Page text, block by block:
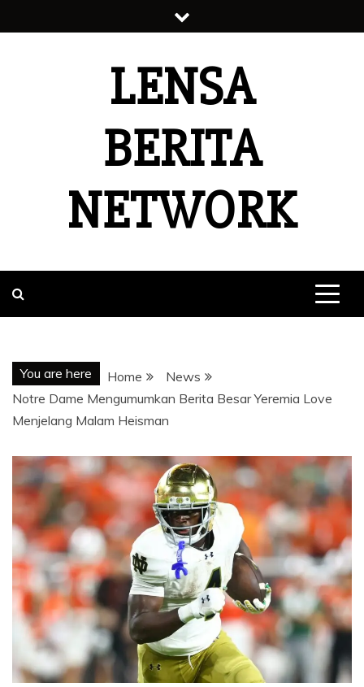
to
LENSA
BERITA
NETWORK
You are here Home
News
Notre Dame Mengumumkan Berita Besar Yeremia Love
Menjelang Malam Heisman